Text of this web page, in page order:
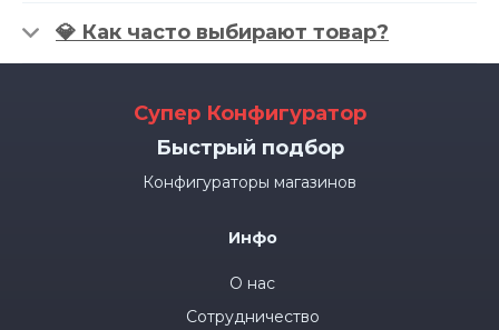
💎 Как часто выбирают товар?
Супер Конфигуратор
Быстрый подбор
Конфигураторы магазинов
Инфо
О нас
Сотрудничество